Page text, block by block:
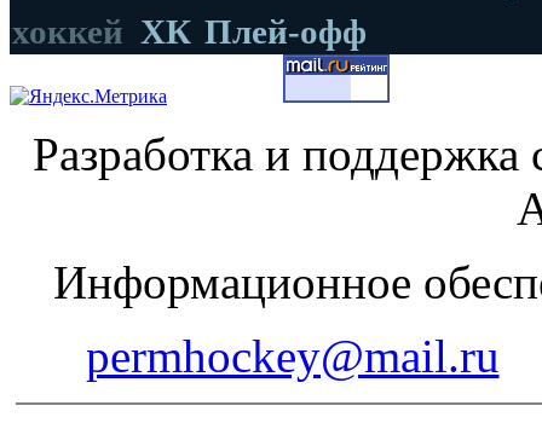
хоккей ХК Плей-офф
Разработка и
Информационное
permhockey@mail.ru